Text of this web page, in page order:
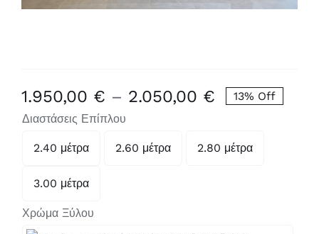
1.950,00 € – 2.050,00 €Price
through
13% Off
Διαστάσεις Επίπλου
2.40 μέτρα 2.60 μέτρα 2.80 μέτρα
3.00 μέτρα
Χρώμα Ξύλου